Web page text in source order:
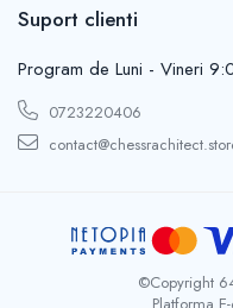
Suport clienti
Program de Luni - Vineri
0723220406
©Copyright